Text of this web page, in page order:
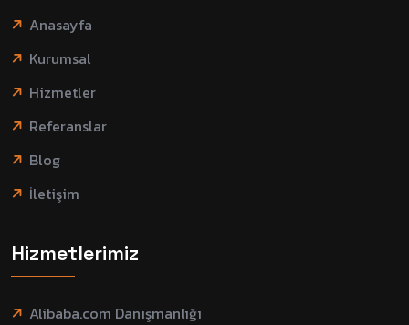
Anasayfa
Kurumsal
Hizmetler
Referanslar
Blog
İletişim
Hizmetlerimiz
Alibaba.com Danışmanlığı